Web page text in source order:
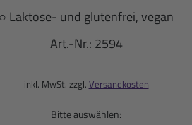
○ Laktose- und glutenfrei, vegan
Art.-Nr.: 2594
inkl. MwSt. zzgl. Versandkosten
Bitte auswählen: